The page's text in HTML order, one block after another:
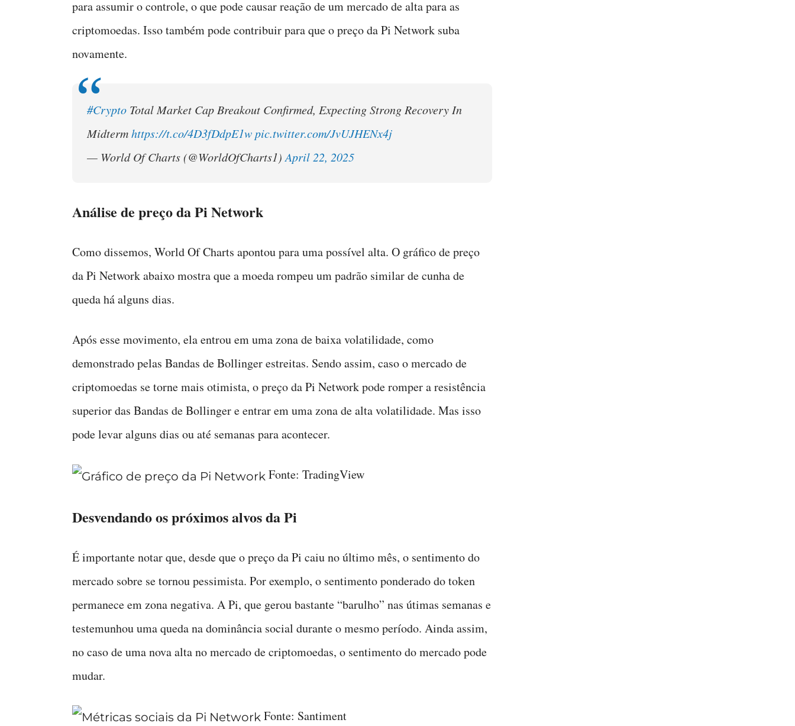
para assumir o controle, o que pode causar reação de um mercado de alta para as
criptomoedas. Isso também pode contribuir para que o preço da Pi Network suba
novamente.
#Crypto Total Market Cap Breakout Confirmed, Expecting Strong Recovery In
Midtermhttps://t.co/4D3fDdpE1wpic.twitter.com/JvUJHENx4j
— World Of Charts (@WorldOfCharts1) April 22, 2025
Análise de preço da Pi Network
Como dissemos, World Of Charts apontou para uma possível alta. O gráfico de preço
da Pi Network abaixo mostra que a moeda rompeu um padrão similar de cunha de
queda há alguns dias.
Após esse movimento, ela entrou em uma zona de baixa volatilidade, como
demonstrado pelas Bandas de Bollinger estreitas. Sendo assim, caso o mercado de
criptomoedas se torne mais otimista, o preço da Pi Network pode romper a resistência
superior das Bandas de Bollinger e entrar em uma zona de alta volatilidade. Mas isso
pode levar alguns dias ou até semanas para acontecer.
Fonte: TradingView
Desvendando os próximos alvos da Pi
É importante notar que, desde que o preço da Pi caiu no último mês, o sentimento do
mercado sobre se tornou pessimista. Por exemplo, o sentimento ponderado do token
permanece em zona negativa. A Pi, que gerou bastante “barulho” nas útimas semanas e
testemunhou uma queda na dominância social durante o mesmo período. Ainda assim,
no caso de uma nova alta no mercado de criptomoedas, o sentimento do mercado pode
mudar.
Fonte: Santiment